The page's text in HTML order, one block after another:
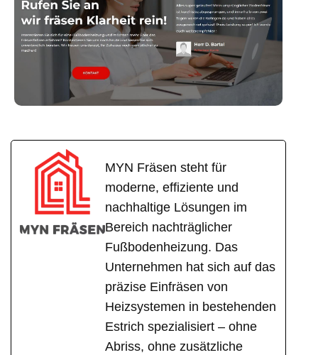
MYN Fräsen steht für
moderne, effiziente und
nachhaltige Lösungen im
Bereich nachträglicher
Fußbodenheizung. Das
Unternehmen hat sich auf das
präzise Einfräsen von
Heizsystemen in bestehenden
Estrich spezialisiert – ohne
Abriss, ohne zusätzliche